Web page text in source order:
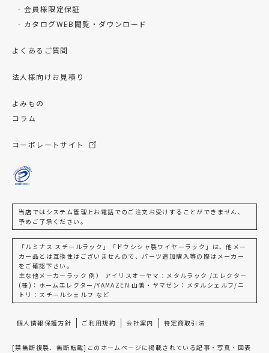
会員様限定保証
カタログWEB閲覧・ダウンロード
よくあるご質問
法人様向けお見積り
よみもの
コラム
コーポレートサイト
当店ではシステム管理上お電話でのご注文お受けすることができません、
予めご了承ください。
「ルミナス スチールラック」「ドウシシャ製ワイヤーラック」は、他メー
カー品とは互換性はございませんので、パーツ追加購入等の際はメーカー
をご確認下さい。
主な他メーカーラック 例） アイリスオーヤマ：メタルラック /エレクター
(株)：ホームエレクター/YAMAZEN 山善・ヤマゼン：メタルシェルフ/ニ
トリ：スチールシェルフ など
個人情報保護方針 ご利用規約 会社案内 特定商取引法
[禁無断複製、無断転載]このホームページに掲載されている記事・写真・図表